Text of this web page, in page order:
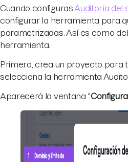
Cuando configuras Auditoría del
configurar la herramienta para
parametrizadas. Así es como
herramienta.
Primero, crea un proyecto para
selecciona la herramienta
Aparecerá la ventana "